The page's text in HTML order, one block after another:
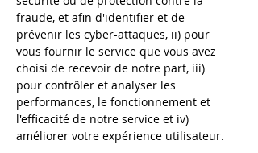
fraude, et afin d'identifier et de
prévenir les cyber-attaques, ii) pour
vous fournir le service que vous avez
choisi de recevoir de notre part, iii)
pour contrôler et analyser les
performances, le fonctionnement et
l'efficacité de notre service et iv)
améliorer votre expérience utilisateur.